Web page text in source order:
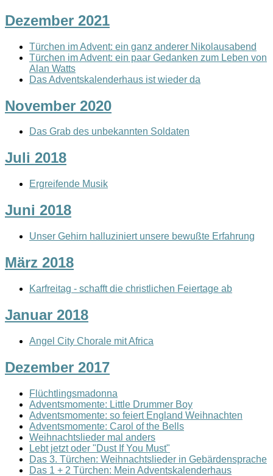
Dezember 2021
Türchen im Advent: ein ganz anderer Nikolausabend
Türchen im Advent: ein paar Gedanken zum Leben von
Alan Watts
Das Adventskalenderhaus ist wieder da
November 2020
Das Grab des unbekannten Soldaten
Juli 2018
Ergreifende Musik
Juni 2018
Unser Gehirn halluziniert unsere bewußte Erfahrung
März 2018
Karfreitag - schafft die christlichen Feiertage ab
Januar 2018
Angel City Chorale mit Africa
Dezember 2017
Flüchtlingsmadonna
Adventsmomente: Little Drummer Boy
Adventsmomente: so feiert England Weihnachten
Adventsmomente: Carol of the Bells
Weihnachtslieder mal anders
Lebt jetzt oder "Dust If You Must"
Das 3. Türchen: Weihnachtslieder in Gebärdensprache
Das 1 + 2 Türchen: Mein Adventskalenderhaus